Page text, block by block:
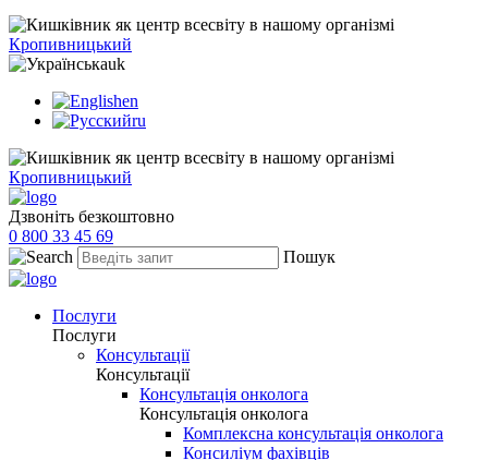
Кропивницький
uk
en
ru
Кропивницький
Дзвоніть безкоштовно
0 800 33 45 69
Пошук
Послуги
Послуги
Консультації
Консультації
Консультація онколога
Консультація онколога
Комплексна консультація онколога
Консиліум фахівців